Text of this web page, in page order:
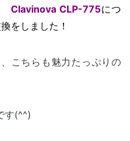
Clavinova CLP-775につ
をしました！
こちらも魅力たっぷりの
す(^^)